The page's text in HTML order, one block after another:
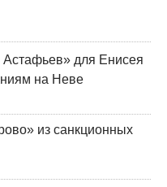
для Енисея
на Неве
из санкционных